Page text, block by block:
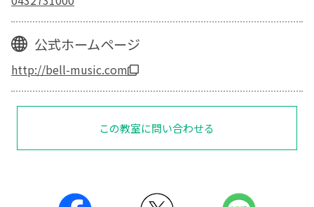
公式ホームページ
http://bell-music.com
この教室に問い合わせる